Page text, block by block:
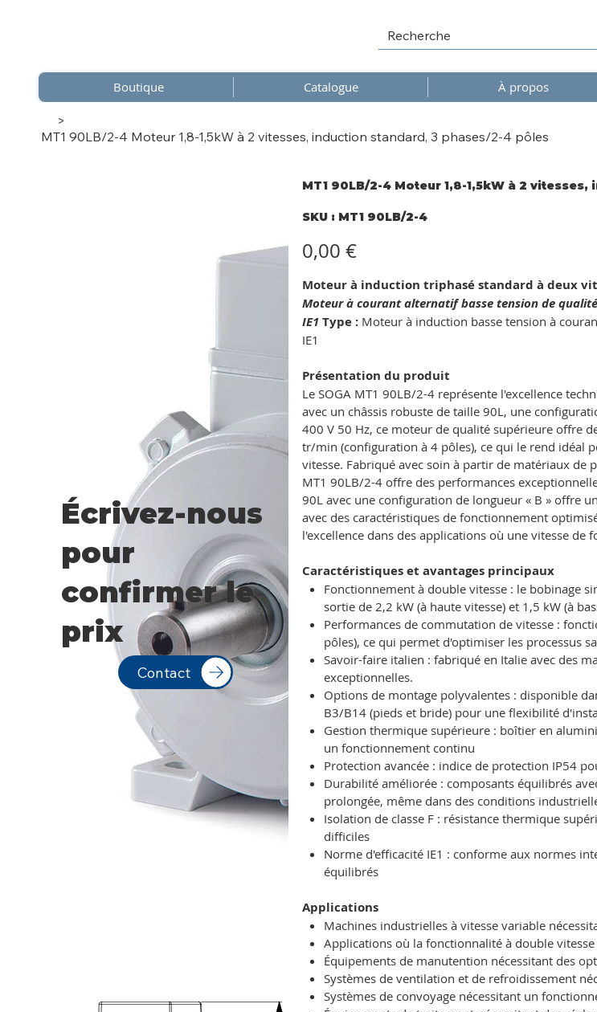
Boutique Catalogue À propos
>
MT1 90LB/2-4 Moteur 1,8-1,5kW à 2 vitesses, induction standard, 3 phases/2-4 pôles
MT1 90LB/2-4 Moteur 1,8-1,5kW à 2
SKU : SKU
MT1
MT1 90LB/2-4
0,00 €
Moteur à induction triphasé standard à deux
Moteur à courant alternatif basse tension de
IE1Type : Moteur à induction basse tension à
IE1
Présentation du produit
Le SOGA MT1 90LB/2-4 représente l'excellence
avec un châssis robuste de taille 90L, une
400 V 50 Hz, ce moteur de qualité supérieure offre
tr/min (configuration à 4 pôles), ce qui le rend idéal
vitesse. Fabriqué avec soin à partir de matériaux
MT1 90LB/2-4 offre des performances
90L avec une configuration de longueur « B » offre
avec des caractéristiques de fonctionnement
l'excellence dans des applications où une vitesse
Caractéristiques et avantages principaux
Fonctionnement à double vitesse : le bobinage
sortie de 2,2 kW (à haute vitesse) et 1,5 kW (à
Performances de commutation de vitesse :
pôles), ce qui permet d'optimiser les processus
Savoir-faire italien : fabriqué en Italie avec des
exceptionnelles.
Options de montage polyvalentes : disponible
B3/B14 (pieds et bride) pour une flexibilité
Gestion thermique supérieure : boîtier en
un fonctionnement continu
Protection avancée : indice de protection IP54
Durabilité améliorée : composants équilibrés
prolongée, même dans des conditions
Isolation de classe F : résistance thermique
difficiles
Norme d'efficacité IE1 : conforme aux normes
équilibrés
Applications
Machines industrielles à vitesse variable
Applications où la fonctionnalité à double
Équipements de manutention nécessitant des
Systèmes de ventilation et de refroidissement
Systèmes de convoyage nécessitant un
Écrivez-nous
pour
confirmer le
prix
Contact